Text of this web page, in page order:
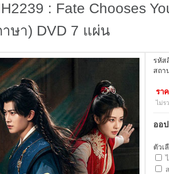
: Fate Chooses
ษา) DVD 7 แผ่น
รหัส
สถา
รา
ไม่ร
ออ
ตัวเ